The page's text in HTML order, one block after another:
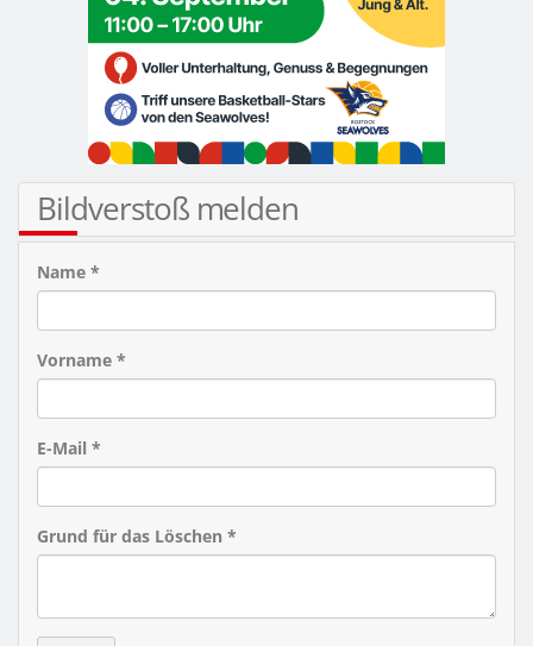
Bildverstoß melden
Name *
Vorname *
E-Mail *
Grund für das Löschen *